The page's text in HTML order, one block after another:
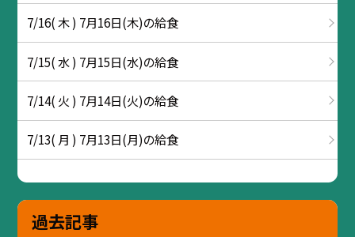
7/16( 木 ) 7月16日(木)の給食
7/15( 水 ) 7月15日(水)の給食
7/14( 火 ) 7月14日(火)の給食
7/13( 月 ) 7月13日(月)の給食
過去記事